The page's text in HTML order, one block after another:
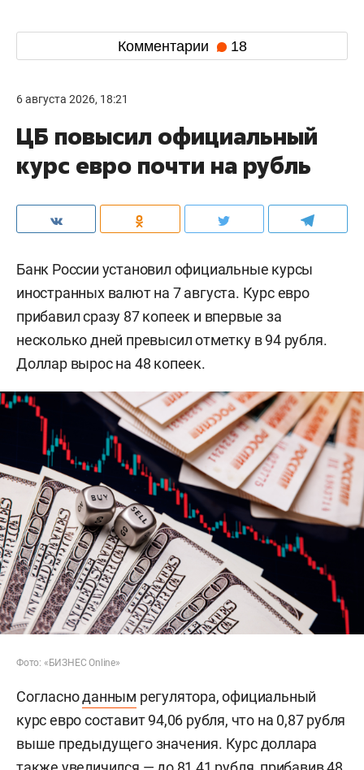
Комментарии 18
6 августа 2026, 18:21
ЦБ повысил официальный
курс евро почти на рубль
Банк России установил официальные курсы
иностранных валют на 7 августа. Курс евро
прибавил сразу 87 копеек и впервые за
несколько дней превысил отметку в 94 рубля.
Доллар вырос на 48 копеек.
Фото: «БИЗНЕС Online»
Согласноданным регулятора, официальный
курс евро составит 94,06 рубля, что на 0,87 рубля
выше предыдущего значения. Курс доллара